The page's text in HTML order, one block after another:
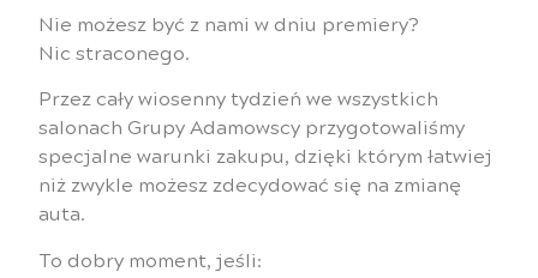
Nie możesz być z nami w dniu premiery?
Nic straconego.
Przez cały wiosenny tydzień we wszystkich
salonach Grupy Adamowscy przygotowaliśmy
specjalne warunki zakupu, dzięki którym łatwiej
niż zwykle możesz zdecydować się na zmianę
auta.
To dobry moment, jeśli: